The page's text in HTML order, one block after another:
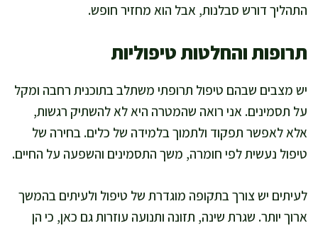
התהליך דורש סבלנות, אבל הוא מחזיר חופש.
תרופות והחלטות טיפוליות
יש מצבים שבהם טיפול תרופתי משתלב בתוכנית רחבה ומקל
על תסמינים. אני רואה שהמטרה היא לא להשתיק רגשות,
אלא לאפשר תפקוד ולתמוך בלמידה של כלים. בחירה של
טיפול נעשית לפי חומרה, משך התסמינים והשפעה על החיים.
לעיתים יש צורך בתקופה מוגדרת של טיפול ולעיתים בהמשך
ארוך יותר. שגרת שינה, תזונה ותנועה עוזרות גם כאן, כי הן